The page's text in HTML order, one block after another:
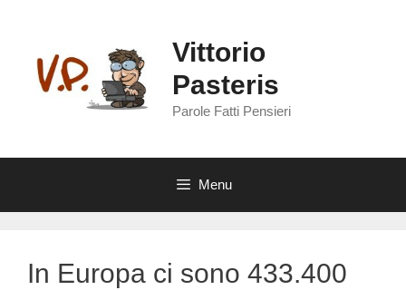
contenuto
Vittorio
Pasteris
Parole Fatti Pensieri
Menu
In Europa ci sono 433.400